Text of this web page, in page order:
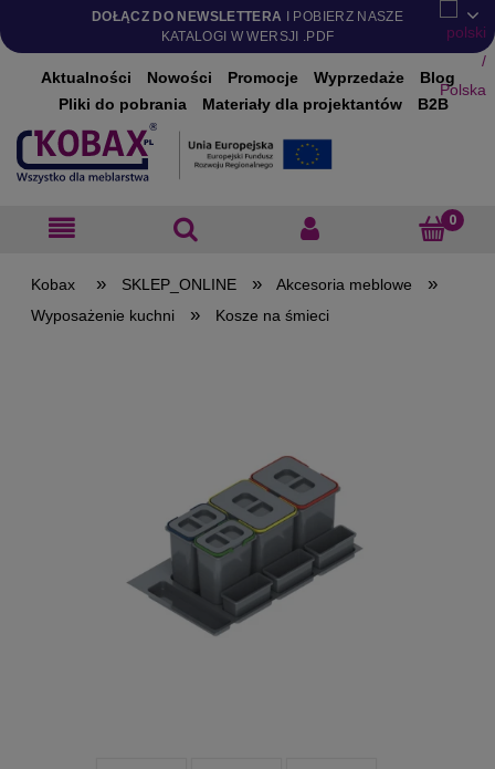
DOŁĄCZ DO NEWSLETTERA I POBIERZ NASZE
KATALOGI W WERSJI .PDF
Aktualności Nowości Promocje Wyprzedaże
Blog
Pliki do pobrania
Materiały dla projektantów B2B
» SKLEP_ONLINE » Akcesoria meblowe »
Wyposażenie kuchni » Kosze na śmieci